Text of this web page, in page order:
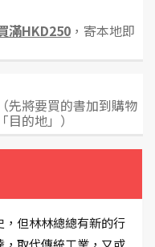
滿HKD250 ，寄本地即
先將要買的書加到購物
的地」）
但林林總總有新的行